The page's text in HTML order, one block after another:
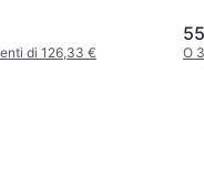
di 126,33 € O